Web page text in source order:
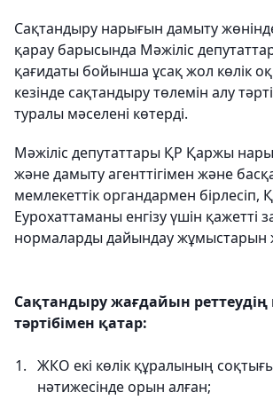
Сақтандыру нарығын дамыту
қарау барысында Мәжіліс
қағидаты бойынша ұсақ жол көлік
кезінде сақтандыру төлемін алу
туралы мәселені көтерді.
Мәжіліс депутаттары ҚР Қаржы
және дамыту агенттігімен және
мемлекеттік органдармен бірлесіп,
Еурохаттаманы енгізу үшін қажетті
нормаларды дайындау жұмыстарын
Сақтандыру жағдайын
тәртібімен қатар:
ЖКО екі көлік құралының
нәтижесінде орын алған;